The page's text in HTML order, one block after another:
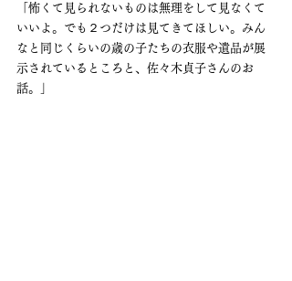
「怖くて見られないものは無理をして見なくて
いいよ。でも２つだけは見てきてほしい。みん
なと同じくらいの歳の子たちの衣服や遺品が展
示されているところと、佐々木貞子さんのお
話。」